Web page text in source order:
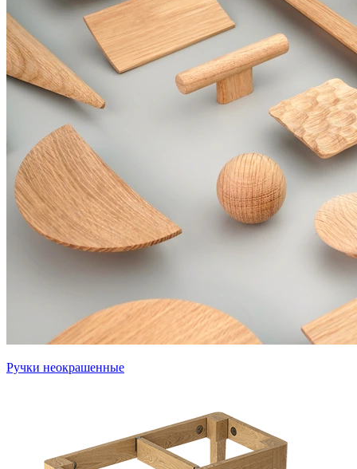
Ручки неокрашенные